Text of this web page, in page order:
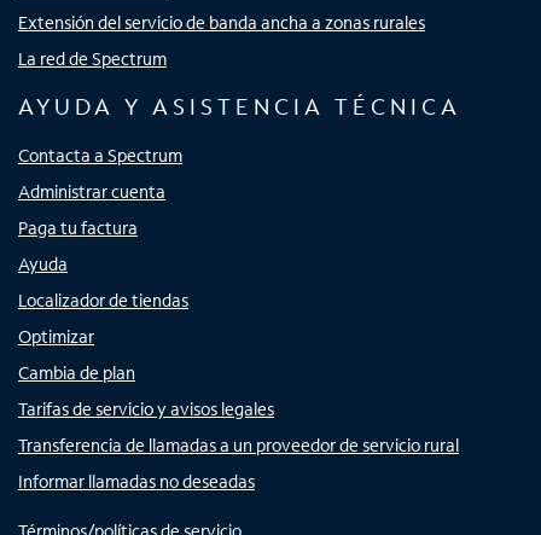
Extensión del servicio de banda ancha a zonas rurales
La red de Spectrum
AYUDA Y ASISTENCIA TÉCNICA
Contacta a Spectrum
Administrar cuenta
Paga tu factura
Ayuda
Localizador de tiendas
Optimizar
Cambia de plan
Tarifas de servicio y avisos legales
Transferencia de llamadas a un proveedor de servicio rural
Informar llamadas no deseadas